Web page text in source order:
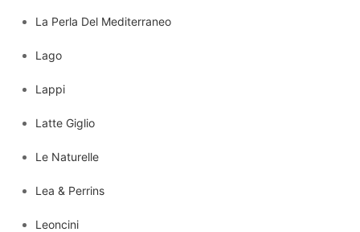
La Perla Del Mediterraneo
Lago
Lappi
Latte Giglio
Le Naturelle
Lea & Perrins
Leoncini